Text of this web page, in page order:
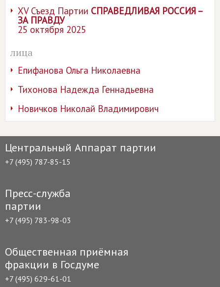
XV Съезд Партии СПРАВЕДЛИВАЯ РОССИЯ –
ЗА ПРАВДУ
25 октября 2025
лица
Епифанова Ольга Николаевна
Тихонова Надежда Геннадьевна
Новичков Николай Владимирович
Центральный Аппарат партии
+7 (495) 787-85-15
Пресс-служба
партии
+7 (495) 783-98-03
Общественная приёмная
фракции в Госдуме
+7 (495) 629-61-01